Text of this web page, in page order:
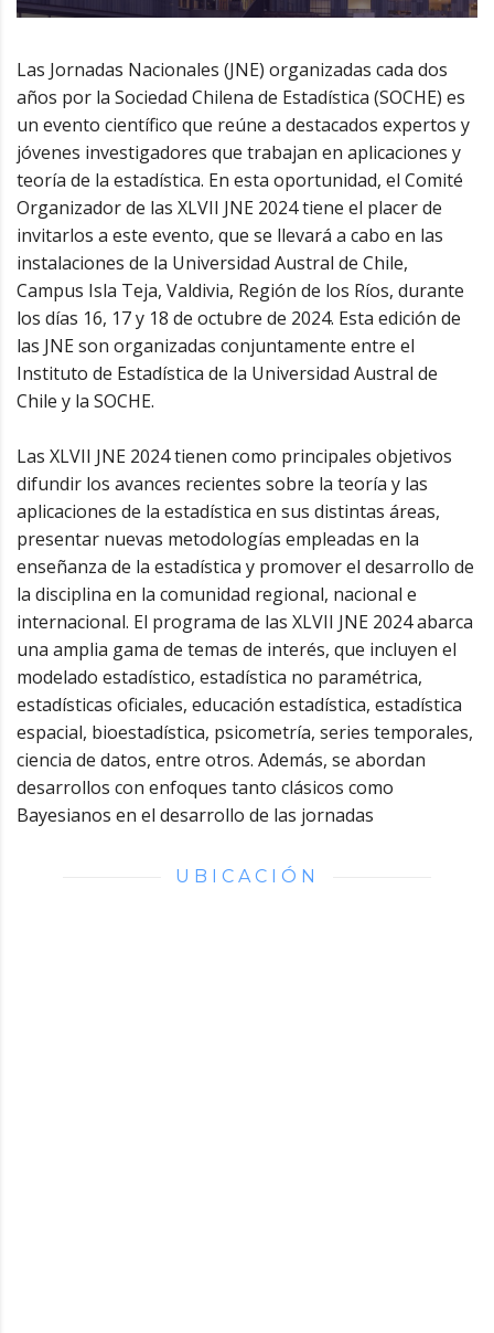
Las Jornadas Nacionales (JNE) organizadas cada dos
años por la Sociedad Chilena de Estadística (SOCHE) es
un evento científico que reúne a destacados expertos y
jóvenes investigadores que trabajan en aplicaciones y
teoría de la estadística. En esta oportunidad, el Comité
Organizador de las XLVII JNE 2024 tiene el placer de
invitarlos a este evento, que se llevará a cabo en las
instalaciones de la Universidad Austral de Chile,
Campus Isla Teja, Valdivia, Región de los Ríos, durante
los días 16, 17 y 18 de octubre de 2024. Esta edición de
las JNE son organizadas conjuntamente entre el
Instituto de Estadística de la Universidad Austral de
Chile y la SOCHE.
Las XLVII JNE 2024 tienen como principales objetivos
difundir los avances recientes sobre la teoría y las
aplicaciones de la estadística en sus distintas áreas,
presentar nuevas metodologías empleadas en la
enseñanza de la estadística y promover el desarrollo de
la disciplina en la comunidad regional, nacional e
internacional. El programa de las XLVII JNE 2024 abarca
una amplia gama de temas de interés, que incluyen el
modelado estadístico, estadística no paramétrica,
estadísticas oficiales, educación estadística, estadística
espacial, bioestadística, psicometría, series temporales,
ciencia de datos, entre otros. Además, se abordan
desarrollos con enfoques tanto clásicos como
Bayesianos en el desarrollo de las jornadas
UBICACIÓN